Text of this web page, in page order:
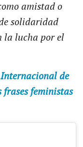
amistad o
solidaridad
la lucha por el
de
frases feministas